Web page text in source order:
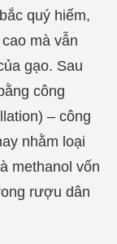
quý hiếm,
mà vẫn
gạo. Sau
công
– công
nhằm loại
methanol vốn
rượu dân